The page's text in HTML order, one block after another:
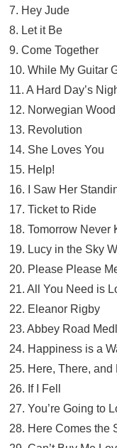
7. Hey Jude
8. Let it Be
9. Come Together
10. While My Guitar
11. A Hard Day’s
12. Norwegian
13. Revolution
14. She Loves You
15. Help!
16. I Saw Her
17. Ticket to Ride
18. Tomorrow Never
19. Lucy in the Sky
20. Please Please
21. All You Need is
22. Eleanor Rigby
23. Abbey Road
24. Happiness is a
25. Here, There, and
26. If I Fell
27. You’re Going to
28. Here Comes the